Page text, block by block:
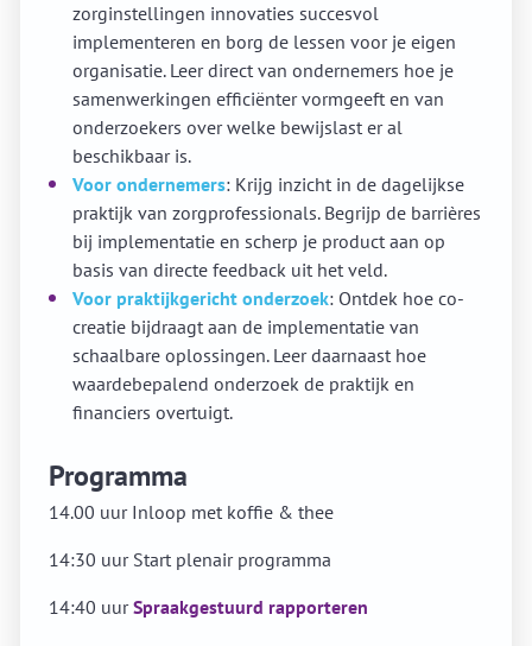
zorginstellingen innovaties succesvol
implementeren en borg de lessen voor je eigen
organisatie. Leer direct van ondernemers hoe je
samenwerkingen efficiënter vormgeeft en van
onderzoekers over welke bewijslast er al
beschikbaar is.
Voor ondernemers: Krijg inzicht in de dagelijkse
praktijk van zorgprofessionals. Begrijp de barrières
bij implementatie en scherp je product aan op
basis van directe feedback uit het veld.
Voor praktijkgericht onderzoek: Ontdek hoe co-
creatie bijdraagt aan de implementatie van
schaalbare oplossingen. Leer daarnaast hoe
waardebepalend onderzoek de praktijk en
financiers overtuigt.
Programma
14.00 uur Inloop met koffie & thee
14:30 uur Start plenair programma
14:40 uurSpraakgestuurd rapporteren